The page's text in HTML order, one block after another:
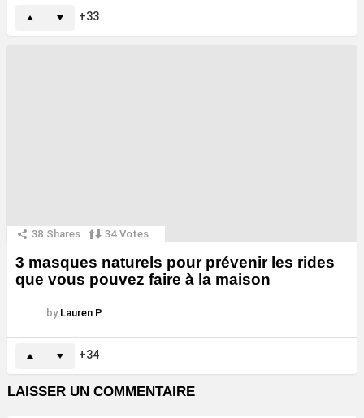
33
38 Shares 34 Votes
3 masques naturels pour prévenir les rides
que vous pouvez faire à la maison
by Lauren P.
34
LAISSER UN COMMENTAIRE